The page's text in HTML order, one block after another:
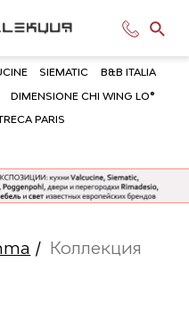
SIEMATIC B&B ITALIA
DIMENSIONE CHI WING LO®
PARIS
/ Коллекция